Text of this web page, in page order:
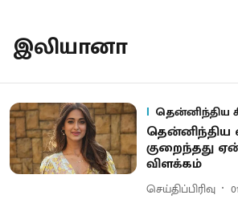
இலியானா
தென்னிந்திய
தென்னிந்திய
குறைந்தது
விளக்கம்
செய்திப்பிரிவு